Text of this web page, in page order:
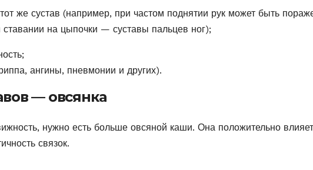
же сустав (например, при частом поднятии рук может быть
ставании на цыпочки — суставы пальцев ног);
ангины, пневмонии и других).
— овсянка
нужно есть больше овсяной каши. Она положительно
связок.